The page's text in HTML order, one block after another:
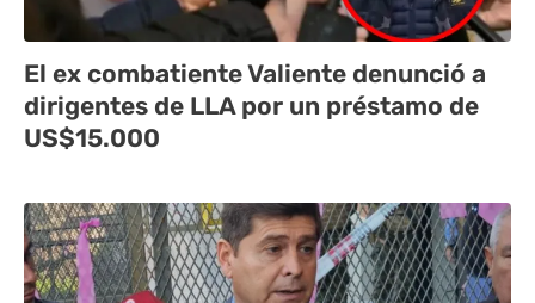
El ex combatiente Valiente denunció a
dirigentes de LLA por un préstamo de
US$15.000